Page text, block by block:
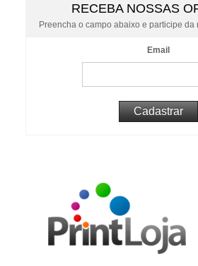
RECEBA NOSSAS
Preencha o campo abaixo e participe da
Email